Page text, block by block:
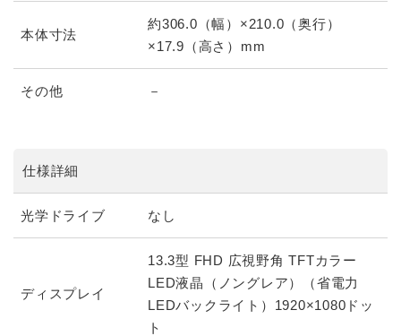
本体寸法
約306.0（幅）×210.0（奥行）
×17.9（高さ）mm
その他 －
仕様詳細
光学ドライブ なし
ディスプレイ
13.3型 FHD 広視野角 TFTカラー
LED液晶（ノングレア）（省電力
LEDバックライト）1920×1080ドッ
ト